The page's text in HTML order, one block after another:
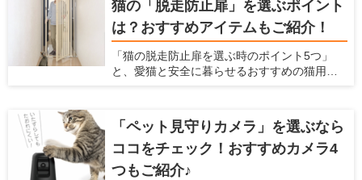
の2点。電気代の節約にも。
猫の「脱走防止扉」を選ぶポイント
は？おすすめアイテムもご紹介！
「猫の脱走防止扉を選ぶ時のポイント5つ」
と、愛猫と安全に暮らせるおすすめの猫用脱
「ペット見守りカメラ」を選ぶなら
ココをチェック！おすすめカメラ4
つもご紹介♪